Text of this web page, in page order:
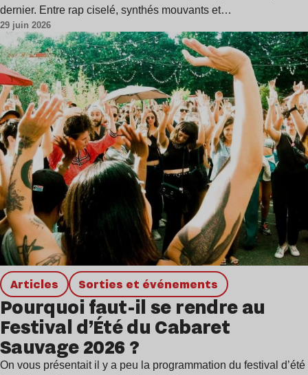
dernier. Entre rap ciselé, synthés mouvants et…
29 juin 2026
Articles Sorties et événements
Pourquoi faut-il se rendre au
Festival d’Été du Cabaret
Sauvage 2026 ?
On vous présentait il y a peu la programmation du festival d’été